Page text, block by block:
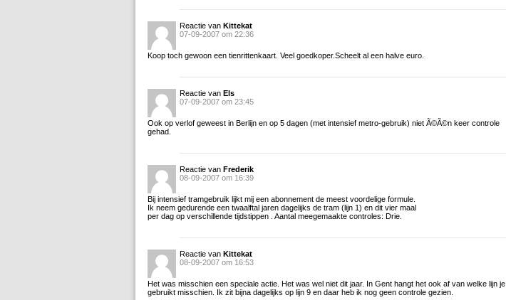
Reactie van Kittekat
07-09-2007 om 22:36
Koop toch gewoon een tienrittenkaart. Veel goedkoper.Scheelt al een halve euro.
Reactie van Els
07-09-2007 om 23:45
Ook op verlof geweest in Berlijn en op 5 dagen (met intensief metro-gebruik) niet Ã©Ã©n keer controle
gehad.
Reactie van Frederik
08-09-2007 om 16:39
Bij intensief tramgebruik lijkt mij een abonnement de meest voordelige formule.
Ik neem gedurende een twaalftal jaren dagelijks de tram (lijn 1) en dit vier maal
per dag op verschillende tijdstippen . Aantal meegemaakte controles: Drie.
Reactie van Kittekat
08-09-2007 om 16:53
Het was misschien een speciale actie. Het was wel niet dit jaar. In Gent hangt het ook af van welke lijn je
gebruikt misschien. Ik zit bijna dagelijks op lijn 9 en daar heb ik nog geen controle gezien.